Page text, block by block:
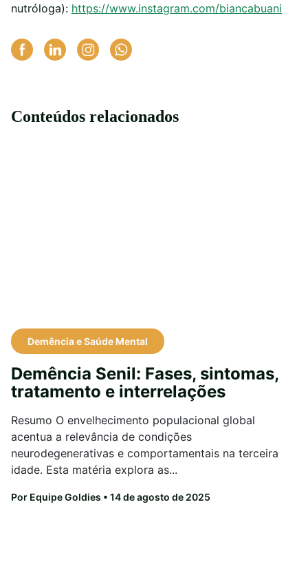
nutróloga): https://www.instagram.com/biancabuani
Conteúdos relacionados
Demência e Saúde Mental
Demência Senil: Fases, sintomas,
tratamento e interrelações
Resumo O envelhecimento populacional global
acentua a relevância de condições
neurodegenerativas e comportamentais na terceira
idade. Esta matéria explora as...
Por Equipe Goldies • 14 de agosto de 2025